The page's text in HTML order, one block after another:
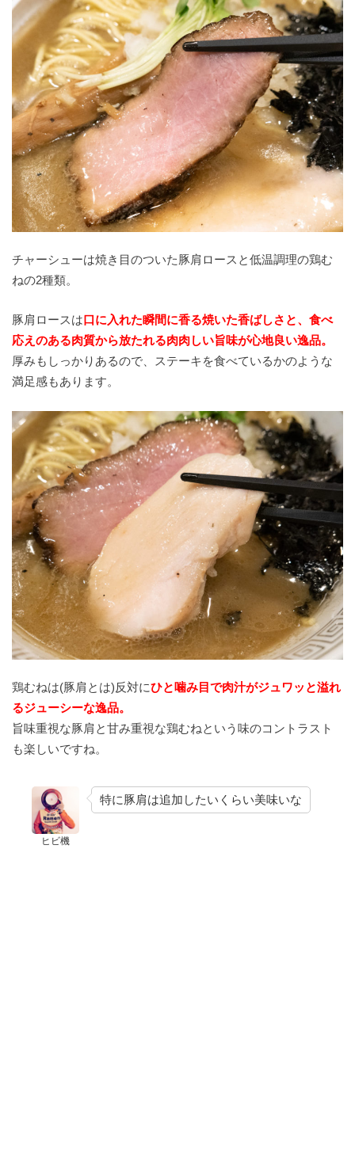
チャーシューは焼き目のついた豚肩ロースと低温調理の鶏む
ねの2種類。
豚肩ロースは口に入れた瞬間に香る焼いた香ばしさと、食べ
応えのある肉質から放たれる肉肉しい旨味が心地良い逸品。
厚みもしっかりあるので、ステーキを食べているかのような
満足感もあります。
鶏むねは(豚肩とは)反対にひと噛み目で肉汁がジュワッと溢れ
るジューシーな逸品。
旨味重視な豚肩と甘み重視な鶏むねという味のコントラスト
も楽しいですね。
ヒビ機
特に豚肩は追加したいくらい美味いな